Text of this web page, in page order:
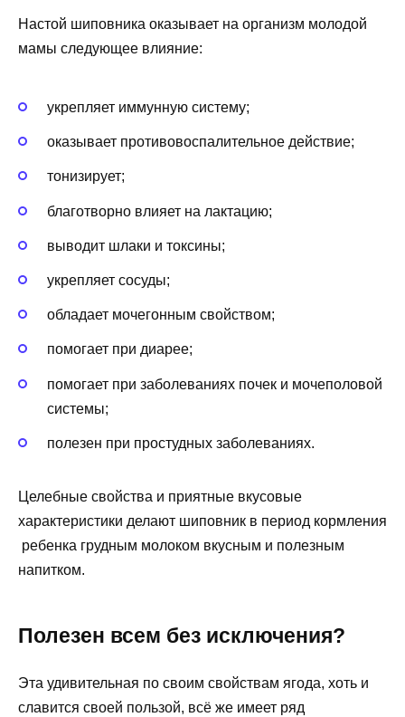
Настой шиповника оказывает на организм молодой
мамы следующее влияние:
укрепляет иммунную систему;
оказывает противовоспалительное действие;
тонизирует;
благотворно влияет на лактацию;
выводит шлаки и токсины;
укрепляет сосуды;
обладает мочегонным свойством;
помогает при диарее;
помогает при заболеваниях почек и мочеполовой
системы;
полезен при простудных заболеваниях.
Целебные свойства и приятные вкусовые
характеристики делают шиповник в период кормления
ребенка грудным молоком вкусным и полезным
напитком.
Полезен всем без исключения?
Эта удивительная по своим свойствам ягода, хоть и
славится своей пользой, всё же имеет ряд